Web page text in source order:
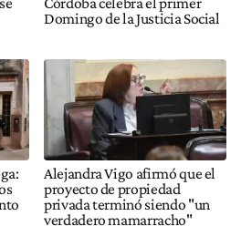
Domingo de la Justicia Social
Alejandra Vigo afirmó que el
proyecto de propiedad
privada terminó siendo "un
verdadero mamarracho"